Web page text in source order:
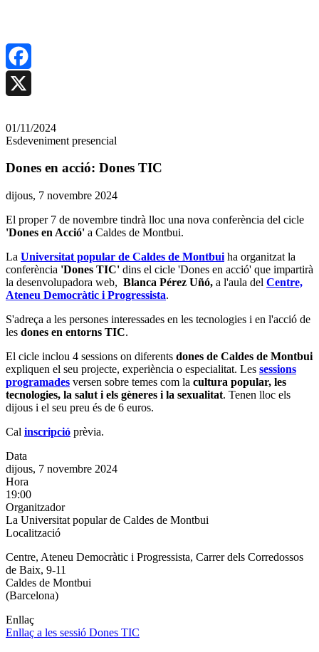
en
01/11/2024
Esdeveniment presencial
Dones en acció: Dones TIC
Data
l'esdeveniment:
dijous, 7 novembre 2024
El proper 7 de novembre tindrà lloc una nova conferència del cicle
'Dones en Acció' a Caldes de Montbui.
La Universitat popular de Caldes de Montbui ha organitzat la
conferència 'Dones TIC' dins el cicle 'Dones en acció' que impartirà
la desenvolupadora web, Blanca Pérez Uñó, a l'aula del Centre,
Ateneu Democràtic i Progressista.
S'adreça a les persones interessades en les tecnologies i en l'acció de
les dones en entorns TIC.
El cicle inclou 4 sessions on diferents dones de Caldes de Montbui
expliquen el seu projecte, experiència o especialitat. Les sessions
programades versen sobre temes com la cultura popular, les
tecnologies, la salut i els gèneres i la sexualitat. Tenen lloc els
dijous i el seu preu és de 6 euros.
Cal inscripció prèvia.
Data
dijous, 7 novembre 2024
Hora
19:00
Organitzador
La Universitat popular de Caldes de Montbui
Localització
Centre, Ateneu Democràtic i Progressista, Carrer dels Corredossos
de Baix, 9-11
Caldes de Montbui
(Barcelona)
Enllaç
Enllaç a les sessió Dones TIC